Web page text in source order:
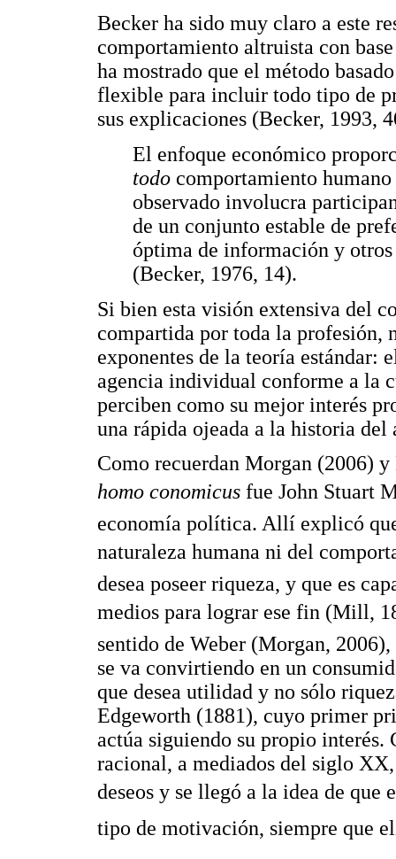
Becker ha sido muy claro a este
comportamiento altruista con
ha mostrado que el método
flexible para incluir todo tipo de
sus explicaciones (Becker, 1993,
El enfoque económico
todo comportamiento
observado involucra
de un conjunto estable de
óptima de información y
(Becker, 1976, 14).
Si bien esta visión extensiva del
compartida por toda la profesión,
exponentes de la teoría estándar:
agencia individual conforme a la
perciben como su mejor interés
una rápida ojeada a la historia del
Como recuerdan Morgan (2006)
homo conomicus fue John Stuart
economía política. Allí explicó
naturaleza humana ni del
desea poseer riqueza, y que es
medios para lograr ese fin (Mill,
sentido de Weber (Morgan,
se va convirtiendo en un
que desea utilidad y no sólo
Edgeworth (1881), cuyo primer
actúa siguiendo su propio interés.
racional, a mediados del siglo
deseos y se llegó a la idea de que
tipo de motivación, siempre que